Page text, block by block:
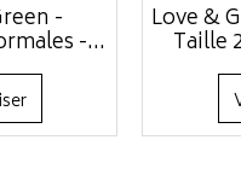
-
-...
Love &
Taille